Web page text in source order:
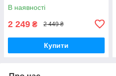
В наявності
2 249 ₴ 2 449 ₴
Купити